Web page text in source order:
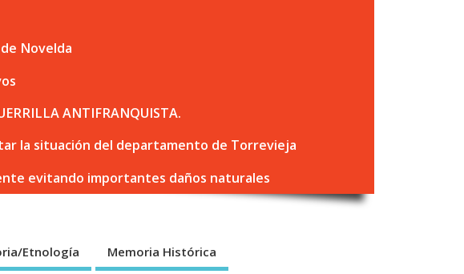
Novelda
ANTIFRANQUISTA.
la situación del departamento de Torrevieja
evitando importantes daños naturales
Etnología Memoria Histórica